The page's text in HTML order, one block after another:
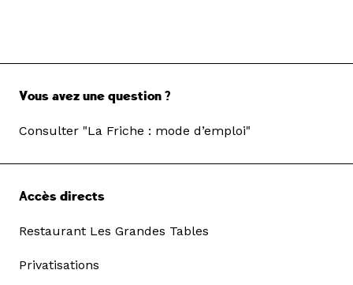
Vous avez une question ?
Consulter "La Friche : mode d’emploi"
Accès directs
Restaurant Les Grandes Tables
Privatisations